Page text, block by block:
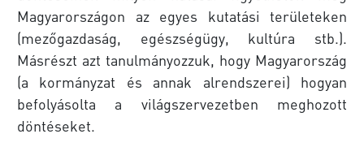
Magyarországon az egyes kutatási területeken
(mezőgazdaság, egészségügy, kultúra stb.).
Másrészt azt tanulmányozzuk, hogy Magyarország
(a kormányzat és annak alrendszerei) hogyan
befolyásolta a világszervezetben meghozott
döntéseket.